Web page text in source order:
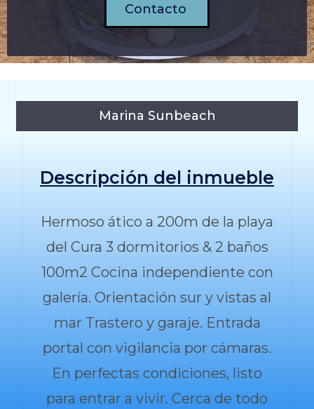
Contacto
Marina Sunbeach
Descripción del inmueble
Hermoso ático a 200m de la playa
del Cura 3 dormitorios & 2 baños
100m2 Cocina independiente con
galería. Orientación sur y vistas al
mar Trastero y garaje. Entrada
portal con vigilancia por cámaras.
En perfectas condiciones, listo
para entrar a vivir. Cerca de todo